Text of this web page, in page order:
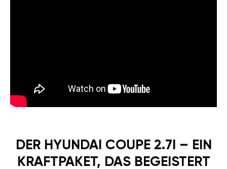
DER HYUNDAI COUPE 2.7I – EIN
KRAFTPAKET, DAS BEGEISTERT